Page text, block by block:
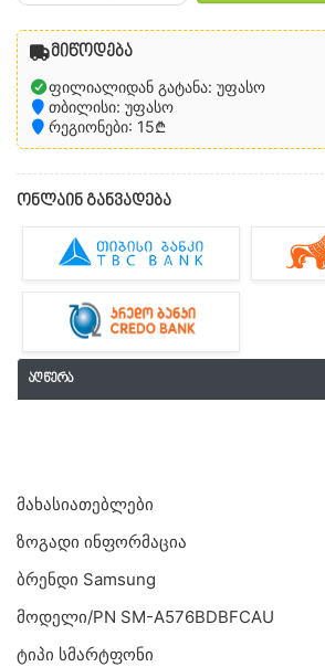
მიწოდება
ფილიალიდან გატანა: უფასო
თბილისი: უფასო
რეგიონები: 15₾
ონლაინ განვადება
აღწერა
მახასიათებლები
ზოგადი ინფორმაცია
ბრენდი Samsung
მოდელი/PN SM-A576BDBFCAU
ტიპი სმარტფონი